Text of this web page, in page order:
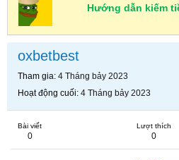
Hướng dẫn kiếm
oxbetbest
Tham gia 4 Tháng bảy 2023
Hoạt động cuối 4 Tháng bảy 2023
Bài viết
0
Lượt thích
0